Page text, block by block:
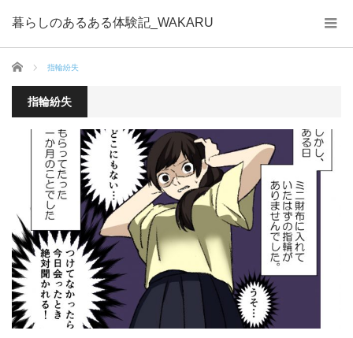
暮らしのあるある体験記_WAKARU
ホーム 指輪紛失
指輪紛失